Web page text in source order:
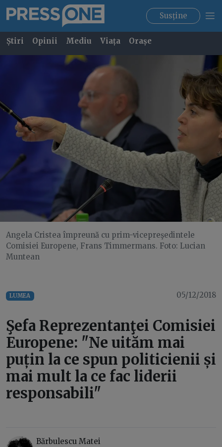
Susține
Știri Opinii Mediu Viața Orașe
Angela Cristea împreună cu prim-vicepreşedintele
Comisiei Europene, Frans Timmermans. Foto: Lucian
Muntean
LUMEA 05/12/2018
Şefa Reprezentanţei Comisiei
Europene: "Ne uităm mai
puțin la ce spun politicienii și
mai mult la ce fac liderii
responsabili"
Bărbulescu Matei